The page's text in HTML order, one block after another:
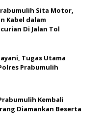
Sita Motor,
Kabel dalam
Di Jalan Tol
Tugas Utama
Prabumulih
Kembali
Diamankan Beserta